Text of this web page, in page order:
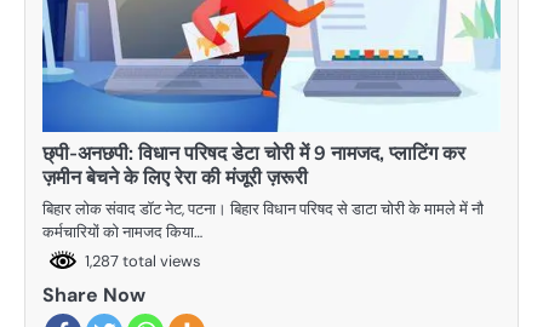
छ्पी-अनछपी: विधान परिषद डेटा चोरी में 9 नामजद, प्लाटिंग कर
ज़मीन बेचने के लिए रेरा की मंजूरी ज़रूरी
बिहार लोक संवाद डॉट नेट, पटना। बिहार विधान परिषद से डाटा चोरी के मामले में नौ
कर्मचारियों को नामजद किया…
1,287 total views
Share Now